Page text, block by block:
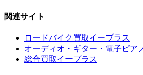
関連サイト
ロードバイク買取イープラス
オーディオ・ギター・電子ピア
総合買取イープラス